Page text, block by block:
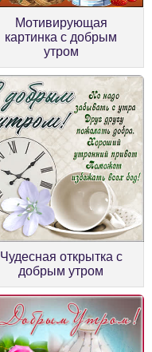
Мотивирующая
картинка с добрым
утром
Чудесная открытка с
добрым утром